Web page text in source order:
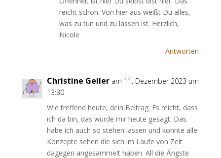
reicht schon. Von hier aus weißt Du alles,
was zu tun und zu lassen ist. Herzlich,
Nicole
Antworten
Christine Geiler am 11. Dezember 2023 um
13:30
Wie treffend heute, dein Beitrag. Es reicht, dass
ich da bin, das wurde mir heute gesagt. Das
habe ich auch so stehen lassen und konnte alle
Konzepte sehen die sich im Laufe von Zeit
dagegen angesammelt haben. All die Ängste